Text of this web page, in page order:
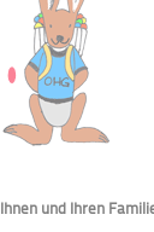
Ihnen und Ihren